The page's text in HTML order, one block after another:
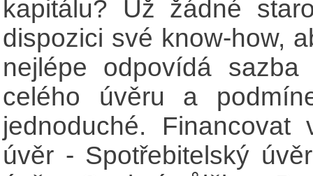
kapitálu? Už žádné
dispozici své know-how,
nejlépe odpovídá
celého úvěru a
jednoduché.
úvěr - Spotřebitelský